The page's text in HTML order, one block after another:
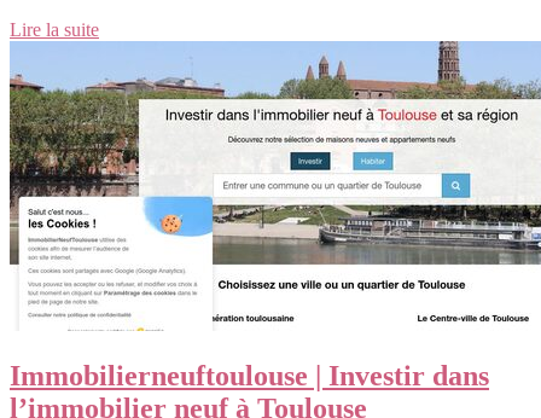
Lire la suite
Im­mobilier­neuftoulou­se | Investir dans
l’immobilier neuf à Toulouse